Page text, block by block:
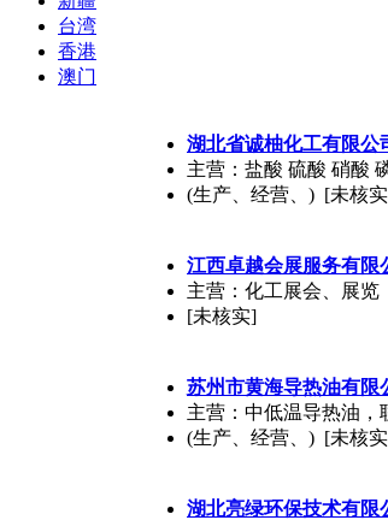
台湾
香港
澳门
湖北省诚柚化工有限公
主营：盐酸 硫酸 硝酸
(生产、经营、) [未核
江西卓越会展服务有限
主营：化工展会、展览
[未核实]
苏州市黄海导热油有限
主营：中低温导热油，
(生产、经营、) [未核
湖北亮绿环保技术有限